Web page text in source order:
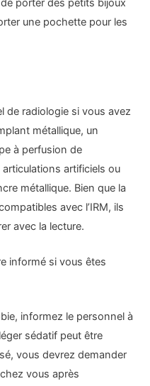
porter des petits bijoux
une pochette pour les
de radiologie si vous avez
métallique, un
à perfusion de
artificiels ou
métallique. Bien que la
avec l’IRM, ils
avec la lecture.
informé si vous êtes
informez le personnel à
sédatif peut être
vous devrez demander
vous après